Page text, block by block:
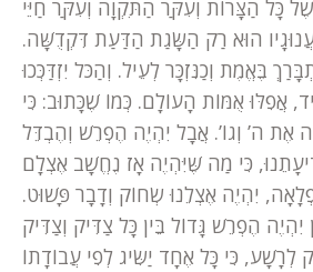
כָּל הַצָּרוֹת וְעִקַּר הַתִּקְוָה וְעִקַּר חַיֵּי
הוּא רַק הַשָּׂגַת הַדַּעַת דִּקְדֻשָּׁה.
בֶּאֱמֶת וְכַנִּזְכָּר לְעֵיל. וְהַכֹּל יִזְדַּכְּכוּ
אֲפִלּוּ אֻמּוֹת הָעוֹלָם. כְּמוֹ שֶׁכָּתוּב: כִּי
ה’ וְגוֹ’. אֲבָל יִהְיֶה הֶפְרֵשׁ וְהֶבְדֵּל
כִּי מַה שֶּׁיִּהְיֶה אָז נֶחֱשָׁב אֶצְלָם
יִהְיֶה אֶצְלֵנוּ שְׂחוֹק וְדָבָר פָּשׁוּט.
יִהְיֶה הֶפְרֵשׁ גָּדוֹל בֵּין כָּל צַדִּיק וְצַדִּיק
לְרָשָׁע, כִּי כָּל אֶחָד יַשִּׂיג לְפִי עֲבוֹדָתוֹ